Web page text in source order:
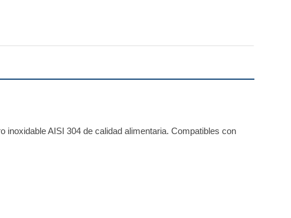
AISI 304 de calidad alimentaria. Compatibles con